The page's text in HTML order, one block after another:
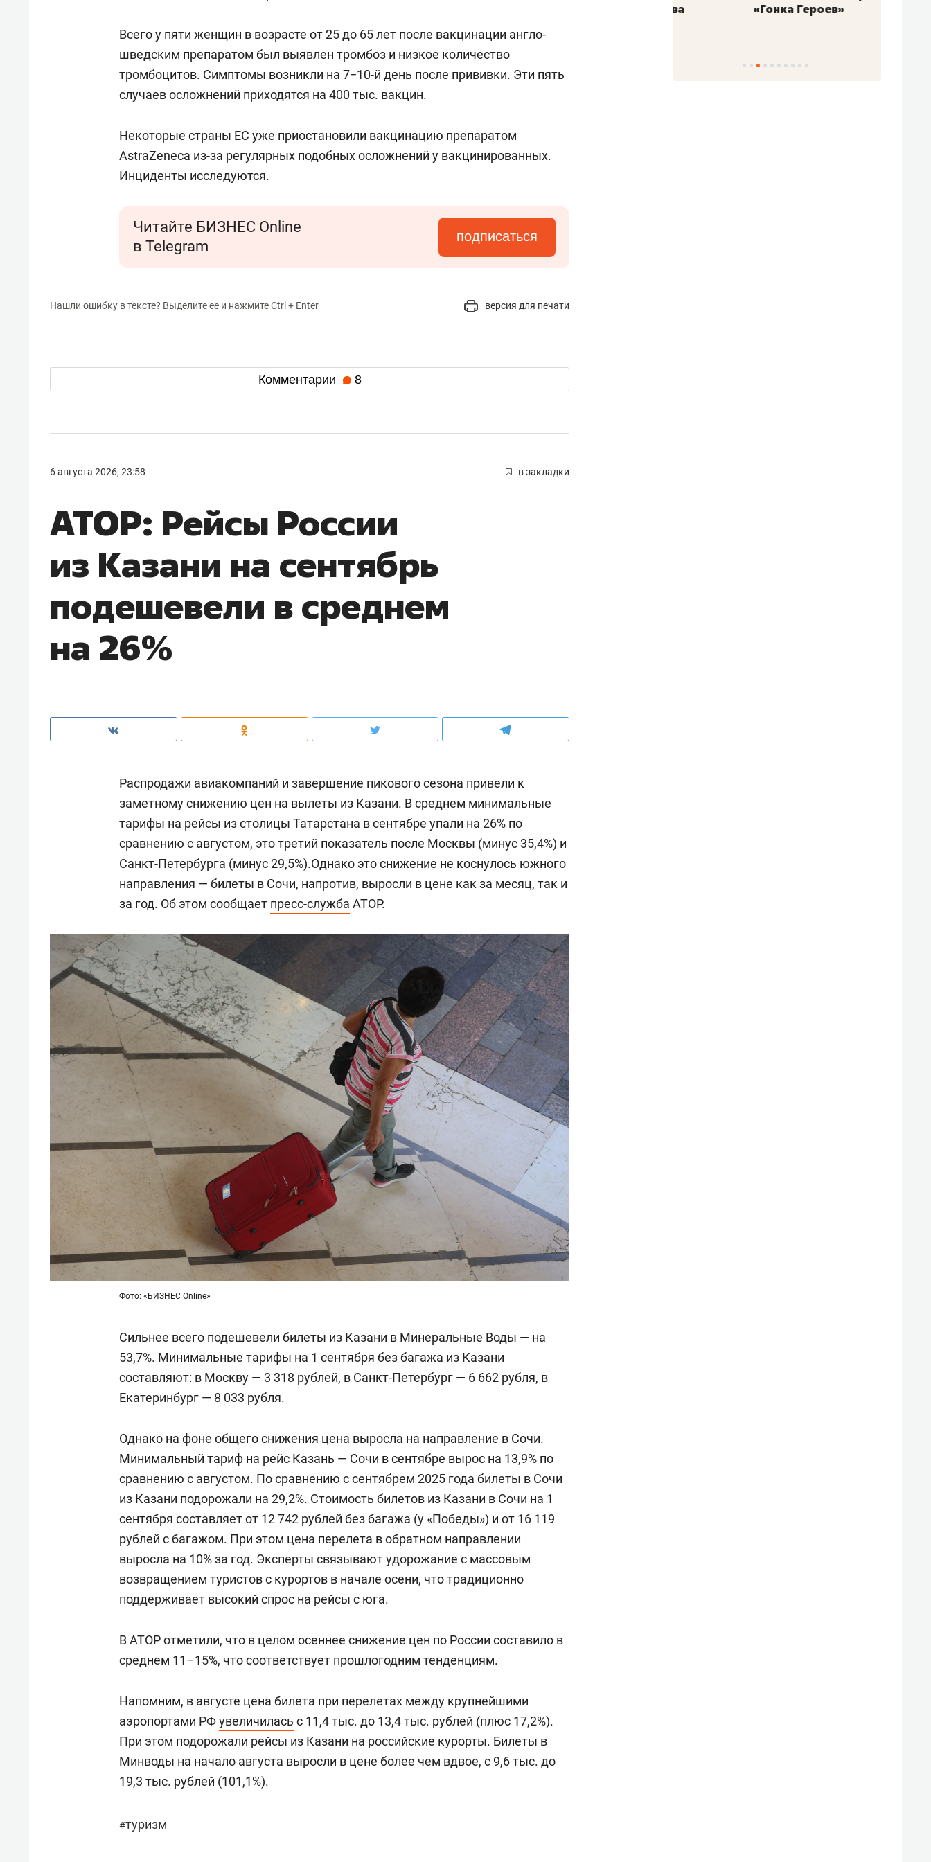
Всего у пяти женщин в возрасте от 25 до 65 лет после вакцинации англо-
шведским препаратом был выявлен тромбоз и низкое количество
тромбоцитов. Симптомы возникли на 7−10-й день после прививки. Эти пять
случаев осложнений приходятся на 400 тыс. вакцин.
Некоторые страны ЕС уже приостановили вакцинацию препаратом
AstraZeneca из-за регулярных подобных осложнений у вакцинированных.
Инциденты исследуются.
Читайте БИЗНЕС Online
в Telegram
подписаться
Нашли ошибку в тексте? Выделите ее и нажмите Ctrl + Enter версия для печати
Комментарии 8
6 августа 2026, 23:58 в закладки
АТОР: Рейсы России
из Казани на сентябрь
подешевели в среднем
на 26%
Распродажи авиакомпаний и завершение пикового сезона привели к
заметному снижению цен на вылеты из Казани. В среднем минимальные
тарифы на рейсы из столицы Татарстана в сентябре упали на 26% по
сравнению с августом, это третий показатель после Москвы (минус 35,4%) и
Санкт-Петербурга (минус 29,5%).Однако это снижение не коснулось южного
направления — билеты в Сочи, напротив, выросли в цене как за месяц, так и
за год. Об этом сообщает пресс-служба АТОР.
Фото: «БИЗНЕС Online»
Сильнее всего подешевели билеты из Казани в Минеральные Воды — на
53,7%. Минимальные тарифы на 1 сентября без багажа из Казани
составляют: в Москву — 3 318 рублей, в Санкт-Петербург — 6 662 рубля, в
Екатеринбург — 8 033 рубля.
Однако на фоне общего снижения цена выросла на направление в Сочи.
Минимальный тариф на рейс Казань — Сочи в сентябре вырос на 13,9% по
сравнению с августом. По сравнению с сентябрем 2025 года билеты в Сочи
из Казани подорожали на 29,2%. Стоимость билетов из Казани в Сочи на 1
сентября составляет от 12 742 рублей без багажа (у «Победы») и от 16 119
рублей с багажом. При этом цена перелета в обратном направлении
выросла на 10% за год. Эксперты связывают удорожание с массовым
возвращением туристов с курортов в начале осени, что традиционно
поддерживает высокий спрос на рейсы с юга.
В АТОР отметили, что в целом осеннее снижение цен по России составило в
среднем 11–15%, что соответствует прошлогодним тенденциям.
Напомним, в августе цена билета при перелетах между крупнейшими
аэропортами РФувеличилась с 11,4 тыс. до 13,4 тыс. рублей (плюс 17,2%).
При этом подорожали рейсы из Казани на российские курорты. Билеты в
Минводы на начало августа выросли в цене более чем вдвое, с 9,6 тыс. до
19,3 тыс. рублей (101,1%).
#туризм
«Гонка Героев»